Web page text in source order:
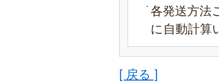
各発送方法
に自動計算
[ 戻る ]